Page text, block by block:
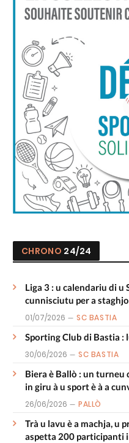
CHRONO 24/24
Liga 3 : u calendariu di
cunnisciutu per a
01/07/2026 SC BASTIA
Sporting Club di Bastia :
30/06/2026 SC BASTIA
Biera è Ballò : un turneu
in giru à u sport è à a
26/06/2026 PALLÒ
Trà u lavu è a machja, u
aspetta 200 participanti